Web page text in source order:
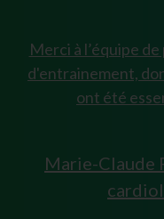
Merci à l’équipe
d'entrainement,
ont été
Marie-Claude